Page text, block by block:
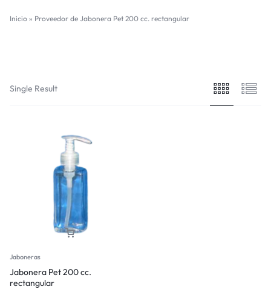
Inicio » Proveedor de Jabonera Pet 200 cc. rectangular
Single Result
Jaboneras
Jabonera Pet 200 cc.
rectangular